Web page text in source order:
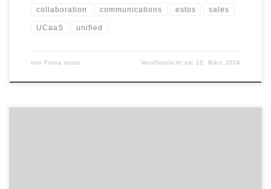
collaboration communications estos sales
UCaaS unified
von Firma estos Veröffentlicht am 13. März 2024